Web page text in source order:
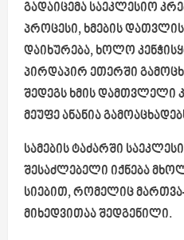
გადაიცემა საეკლესიო
პროცესი, ხმების
დაიხურება, ხოლო
პირდაპირ ეთერში
შედეგს ხმის დამთვლელი
მეუფე ანანია
სამების ტაძარში
შესაძლებელი იქნება
სიებით, რომელიც
მიხედვითაა შედგენილი.